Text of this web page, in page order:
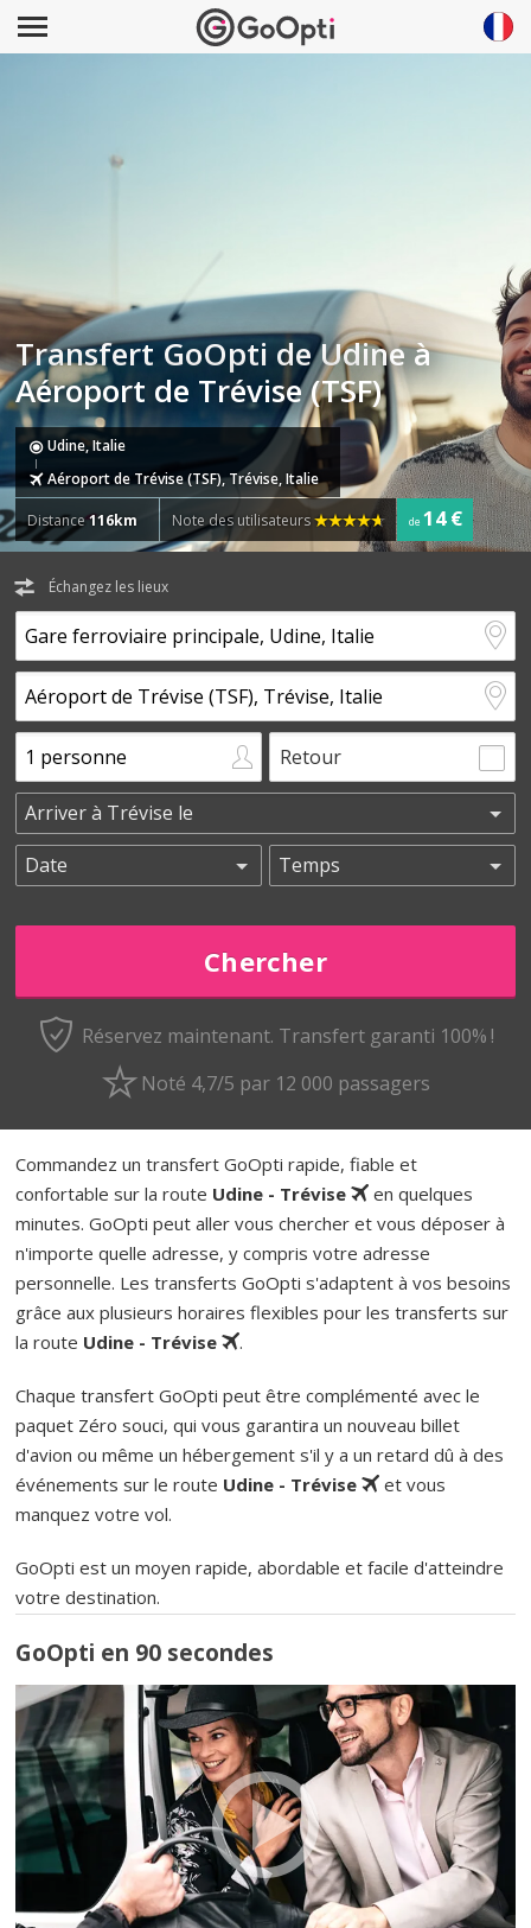
Transfert GoOpti de Udine à
Aéroport de Trévise (TSF)
Udine, Italie
Aéroport de Trévise (TSF), Trévise, Italie
Distance116km Note des utilisateurs de 14 €
Échangez les lieux
Retour
Réservez maintenant. Transfert garanti 100% !
Noté 4,7/5 par 12 000 passagers
Commandez un transfert GoOpti rapide, fiable et
confortable sur la route Udine - Trévise
en quelques
minutes. GoOpti peut aller vous chercher et vous déposer à
n'importe quelle adresse, y compris votre adresse
personnelle. Les transferts GoOpti s'adaptent à vos besoins
grâce aux plusieurs horaires flexibles pour les transferts sur
la route Udine - Trévise .
Chaque transfert GoOpti peut être complémenté avec le
paquet Zéro souci, qui vous garantira un nouveau billet
d'avion ou même un hébergement s'il y a un retard dû à des
événements sur le route Udine - Trévise
et vous
manquez votre vol.
GoOpti est un moyen rapide, abordable et facile d'atteindre
votre destination.
GoOpti en 90 secondes